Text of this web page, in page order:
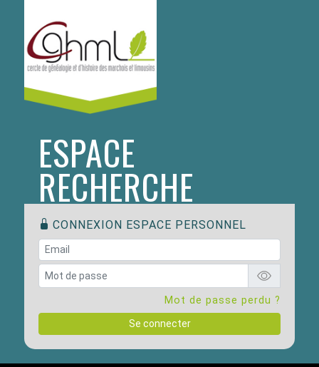
ESPACE
RECHERCHE
CONNEXION ESPACE PERSONNEL
Mot de passe perdu ?
Se connecter